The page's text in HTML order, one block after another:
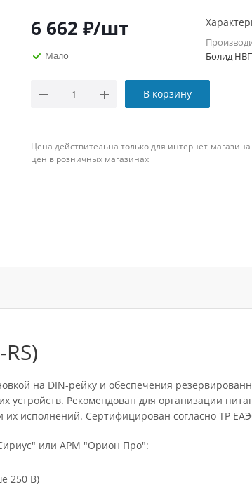
6 662 ₽/шт
Мало
В корзину
Болид
Цена действительна только для интернет-
цен в розничных магазинах
на DIN-рейку и обеспечения
Рекомендован для организации
исполнений. Сертифицирован согласно ТР
или АРМ "Орион Про":
250 В)